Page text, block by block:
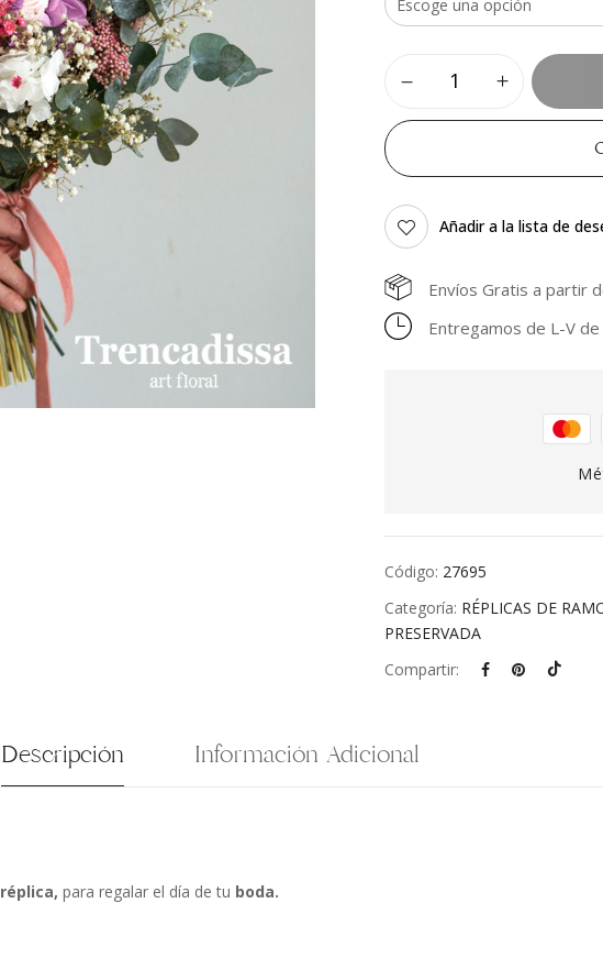
Añadir a la lista de
Envíos Gratis a partir
Entregamos de L-V
Código: 27695
Categoría: RÉPLICAS DE
PRESERVADA
Compartir:
Descripción Información Adicional
réplica, para regalar el día de tu boda.